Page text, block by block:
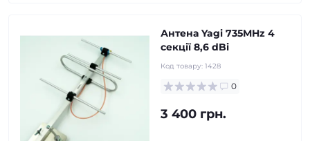
Антена Yagi 735MHz 4
cекції 8,6 dBi
Код товару: 1428
0
3 400 грн.